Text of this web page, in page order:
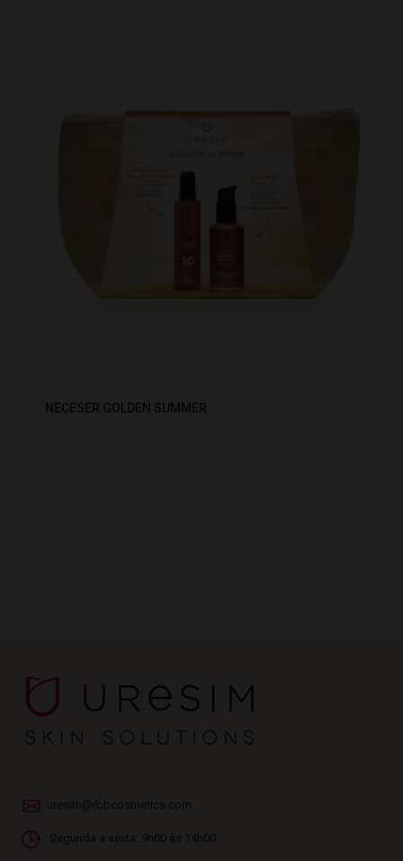
NECESER GOLDEN SUMMER
uresim@rbbcosmetics.com
Segunda a sexta: 9h00 às 14h00